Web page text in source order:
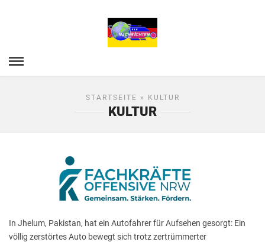
STARTSEITE » KULTUR
KULTUR
In Jhelum, Pakistan, hat ein Autofahrer für Aufsehen gesorgt: Ein
völlig zerstörtes Auto bewegt sich trotz zertrümmerter